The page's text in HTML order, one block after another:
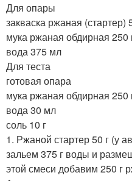
Для опары
закваска ржаная (стартер)
мука ржаная обдирная 250
вода 375 мл
Для теста
готовая опара
мука ржаная обдирная 250
вода 30 мл
соль 10 г
1. Ржаной стартер 50 г (у
зальем 375 г воды и
этой смеси добавим 250 г